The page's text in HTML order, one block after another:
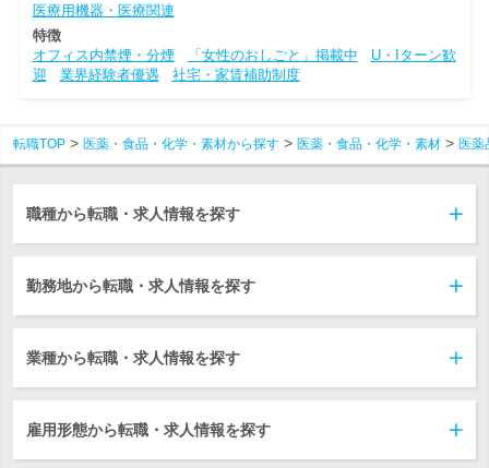
医療用機器・医療関連
特徴
オフィス内禁煙・分煙
「女性のおしごと」掲載中
U・Iターン歓
迎
業界経験者優遇 社宅・家賃補助制度
転職TOP 医薬・食品・化学・素材から探す 医薬・食品・化学・素材 医薬
職種から転職・求人情報を探す
勤務地から転職・求人情報を探す
業種から転職・求人情報を探す
雇用形態から転職・求人情報を探す